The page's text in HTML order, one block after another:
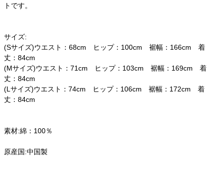
トです。
サイズ:
(Sサイズ)ウエスト：68cm ヒップ：100cm 裾幅：166cm 着
丈：84cm
(Mサイズ)ウエスト：71cm ヒップ：103cm 裾幅：169cm 着
丈：84cm
(Lサイズ)ウエスト：74cm ヒップ：106cm 裾幅：172cm 着
丈：84cm
素材:綿：100％
原産国:中国製